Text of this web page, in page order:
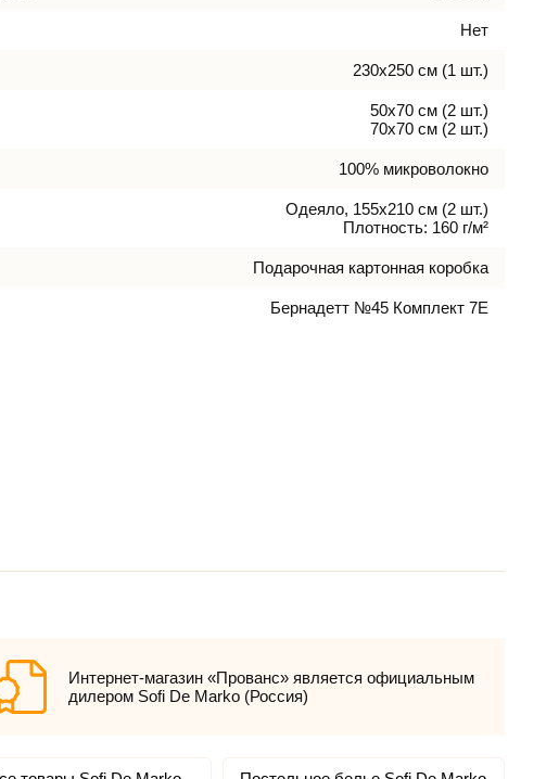
Нет
230х250 см (1 шт.)
50х70 см (2 шт.)
70х70 см (2 шт.)
100% микроволокно
Одеяло, 155х210 см (2 шт.)
Плотность: 160 г/м²
Подарочная картонная коробка
Бернадетт №45 Комплект 7Е
Интернет-магазин «Прованс» является официальным
дилером Sofi De Marko (Россия)